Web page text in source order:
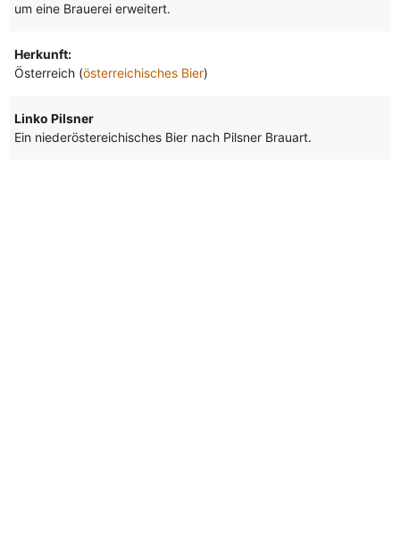
um eine Brauerei erweitert.
Herkunft:
Österreich (österreichisches Bier)
Linko Pilsner
Ein niederöstereichisches Bier nach Pilsner Brauart.